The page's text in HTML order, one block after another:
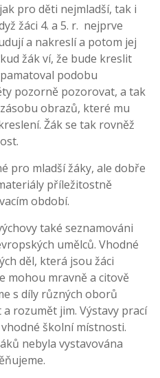
pro děti nejmladší, tak i
žáci 4. a 5. r. nejprve
a nakreslí a potom jej
žák ví, že bude kreslit
podobu
pozorně pozorovat, a tak
obrazů, které mu
Žák se tak rovněž
pro mladší žáky, ale dobře
příležitostně
období.
také seznamováni
umělců. Vhodné
děl, která jsou žáci
mohou mravně a citově
s díly různých oborů
a rozumět jim. Výstavy prací
školní místnosti.
nebyla vystavována